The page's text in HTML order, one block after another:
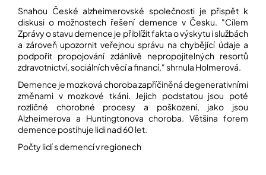
Snahou České alzheimerovské společnosti je přispět k
diskusi o možnostech řešení demence v Česku. "Cílem
Zprávy o stavu demence je přiblížit fakta o výskytu i službách
a zároveň upozornit veřejnou správu na chybějící údaje a
podpořit propojování zdánlivě nepropojitelných resortů
zdravotnictví, sociálních věcí a financí," shrnula Holmerová.
Demence je mozková choroba zapříčiněná degenerativními
změnami v mozkové tkáni. Jejich podstatou jsou poté
rozličné chorobné procesy a poškození, jako jsou
Alzheimerova a Huntingtonova choroba. Většina forem
demence postihuje lidi nad 60 let.
Počty lidí s demencí v regionech